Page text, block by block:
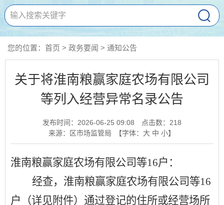
您的位置： 首页 > 政务要闻 > 通知公告
关于将淮南粮赢家庭农场有限公司
等列入经营异常名录公告
发布时间：2026-06-25 09:08 点击数： 218
来源：区市场监管局
【字体： 大 中 小】
淮南粮赢家庭农场有限公司等16户：
经查，淮南粮赢家庭农场有限公司等16
户（详见附件）通过登记的住所或经营场所